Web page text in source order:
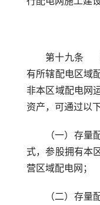
第十九条
有所辖配电区域
非本区域配电网
资产，可通过以
（一）存
式，参股拥有本
营区域配电网；
（二）存